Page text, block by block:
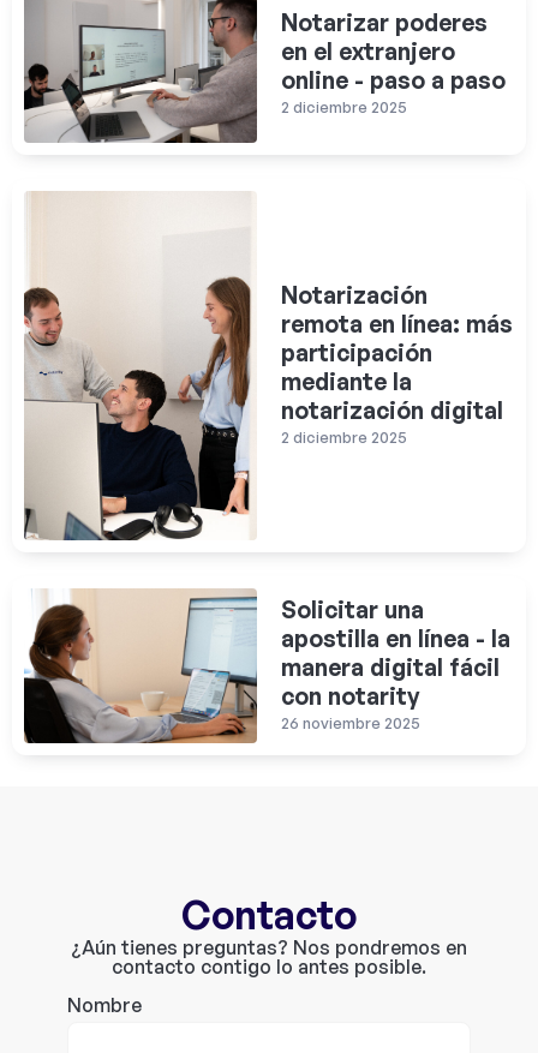
Notarizar poderes
en el extranjero
online - paso a paso
2 diciembre 2025
Notarización
remota en línea: más
participación
mediante la
notarización digital
2 diciembre 2025
Solicitar una
apostilla en línea - la
manera digital fácil
con notarity
26 noviembre 2025
Contacto
¿Aún tienes preguntas? Nos pondremos en
contacto contigo lo antes posible.
Nombre